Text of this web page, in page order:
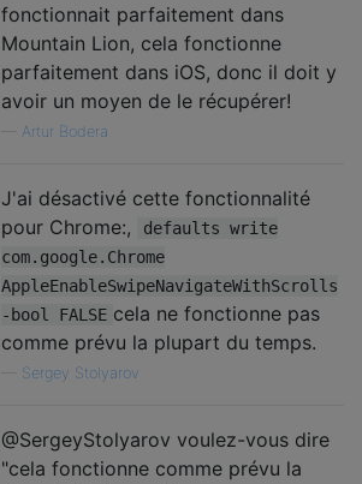
fonctionnait parfaitement dans
Mountain Lion, cela fonctionne
parfaitement dans iOS, donc il doit y
avoir un moyen de le récupérer!
Artur Bodera
J'ai désactivé cette fonctionnalité
pour Chrome:,
defaults write
com.google.Chrome
AppleEnableSwipeNavigateWithScrolls
-bool FALSE cela ne fonctionne pas
comme prévu la plupart du temps.
Sergey Stolyarov
@SergeyStolyarov voulez-vous dire
"cela fonctionne comme prévu la